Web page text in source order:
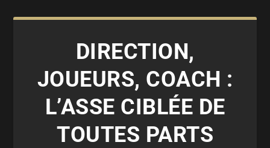
DIRECTION,
JOUEURS, COACH :
L’ASSE CIBLÉE DE
TOUTES PARTS